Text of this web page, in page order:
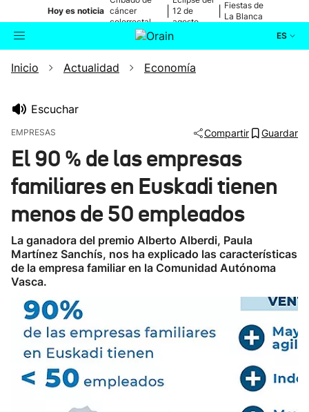
Hoy es noticia cáncer
colorrectal
12 de
agosto
Fiestas de
La Blanca
ES
Buscador Actualidad
Ikusmiran
Eguraldia
Inicio Actualidad Economía
Escuchar
EMPRESAS Compartir Guardar
El 90 % de las empresas
familiares en Euskadi tienen
menos de 50 empleados
La ganadora del premio Alberto Alberdi, Paula
Martínez Sanchís, nos ha explicado las características
de la empresa familiar en la Comunidad Autónoma
Vasca.